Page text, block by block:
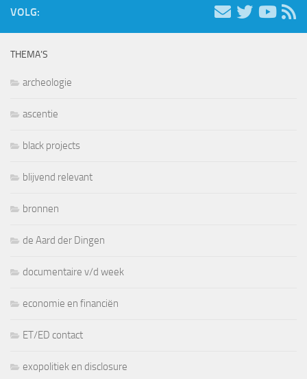
VOLG:
THEMA’S
archeologie
ascentie
black projects
blijvend relevant
bronnen
de Aard der Dingen
documentaire v/d week
economie en financiën
ET/ED contact
exopolitiek en disclosure